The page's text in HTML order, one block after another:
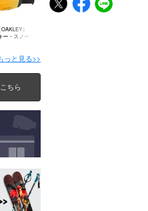
）
・スノーボ
っと見る>>
ちら
・有賀園ゴル